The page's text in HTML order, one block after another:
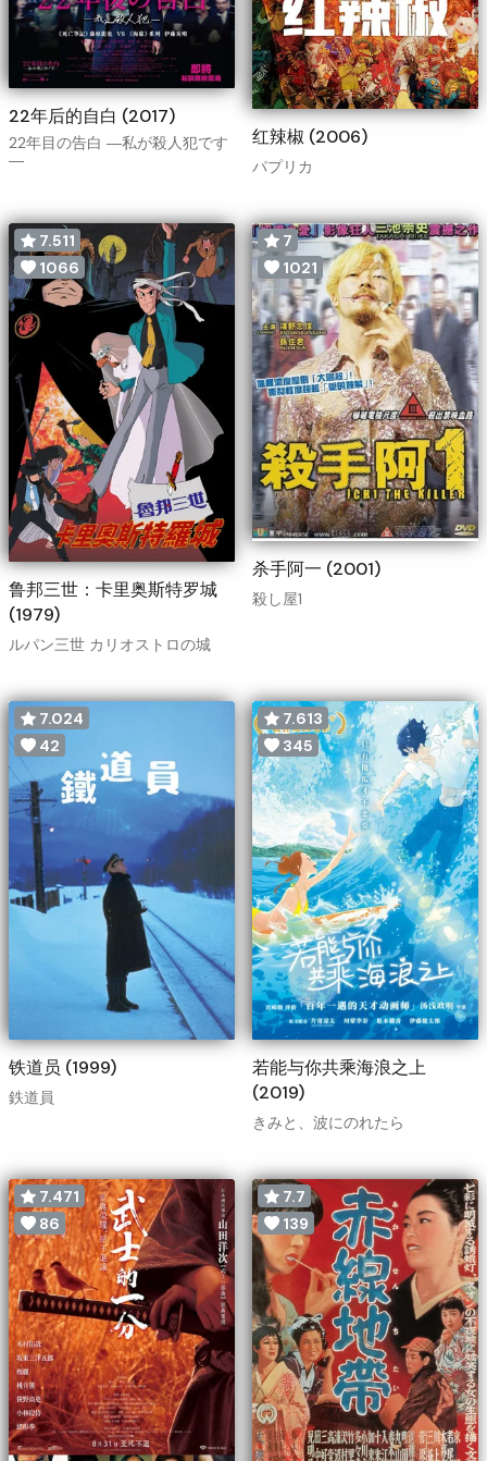
22年后的自白 (2017)
22年目の告白 ―私が殺人犯です
―
红辣椒 (2006)
パプリカ
7.511
1066
鲁邦三世：卡里奥斯特罗城
(1979)
ルパン三世 カリオストロの城
7
1021
杀手阿一 (2001)
殺し屋1
7.024
42
铁道员 (1999)
鉄道員
7.613
345
若能与你共乘海浪之上
(2019)
きみと、波にのれたら
7.471
86
7.7
139